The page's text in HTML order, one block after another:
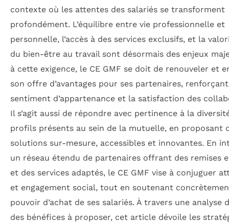
contexte où les attentes des salariés se transforment
profondément. L’équilibre entre vie professionnelle et
personnelle, l’accès à des services exclusifs, et la
du bien-être au travail sont désormais des enjeux
à cette exigence, le CE GMF se doit de renouveler et
son offre d’avantages pour ses partenaires,
sentiment d’appartenance et la satisfaction des
Il s’agit aussi de répondre avec pertinence à la
profils présents au sein de la mutuelle, en proposant
solutions sur-mesure, accessibles et innovantes. En
un réseau étendu de partenaires offrant des remises
et des services adaptés, le CE GMF vise à conjuguer
et engagement social, tout en soutenant
pouvoir d’achat de ses salariés. À travers une analyse
des bénéfices à proposer, cet article dévoile les